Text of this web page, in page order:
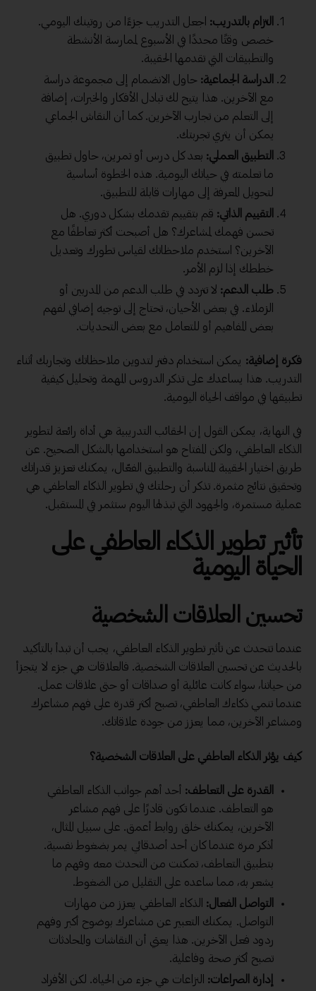
التزام بالتدريب: اجعل التدريب جزءًا من روتينك اليومي.
خصص وقتًا محددًا في الأسبوع لممارسة الأنشطة
والتطبيقات التي تقدمها الحقيبة.
الدراسة الجماعية: حاول الانضمام إلى مجموعة دراسة
مع الآخرين. هذا يتيح لك تبادل الأفكار والخبرات، إضافة
إلى التعلم من تجارب الآخرين. كما أن النقاش الجماعي
يمكن أن يثري تجربتك.
التطبيق العملي: بعد كل درس أو تمرين، حاول تطبيق
ما تعلمته في حياتك اليومية. هذه الخطوة أساسية
لتحويل المعرفة إلى مهارات قابلة للتطبيق.
التقييم الذاتي: قم بتقييم تقدمك بشكل دوري. هل
تحسن فهمك لمشاعرك؟ هل أصبحت أكثر تعاطفًا مع
الآخرين؟ استخدم ملاحظاتك لقياس تطورك وتعديل
خططك إذا لزم الأمر.
طلب الدعم: لا تتردد في طلب الدعم من المدربين أو
الزملاء. في بعض الأحيان، تحتاج إلى توجيه إضافي لفهم
بعض المفاهيم أو للتعامل مع بعض التحديات.
فكرة إضافية: يمكن استخدام دفتر لتدوين ملاحظاتك وتجاربك أثناء
التدريب. هذا يساعدك على تذكر الدروس المهمة وتحليل كيفية
تطبيقها في مواقف الحياة اليومية.
في النهاية، يمكن القول إن الحقائب التدريبية هي أداة رائعة لتطوير
الذكاء العاطفي، ولكن المفتاح هو استخدامها بالشكل الصحيح. عن
طريق اختيار الحقيبة المناسبة والتطبيق الفعّال، يمكنك تعزيز قدراتك
وتحقيق نتائج مثمرة. تذكر أن رحلتك في تطوير الذكاء العاطفي هي
عملية مستمرة، والجهود التي تبذلها اليوم ستثمر في المستقبل.
تأثير تطوير الذكاء العاطفي على
الحياة اليومية
تحسين العلاقات الشخصية
عندما تتحدث عن تأثير تطوير الذكاء العاطفي، يجب أن تبدأ بالتأكيد
بالحديث عن تحسين العلاقات الشخصية. فالعلاقات هي جزء لا يتجزأ
من حياتنا، سواء كانت عائلية أو صداقات أو حتى علاقات عمل.
عندما تنمي ذكاءك العاطفي، تصبح أكثر قدرة على فهم مشاعرك
ومشاعر الآخرين، مما يعزز من جودة علاقاتك.
كيف يؤثر الذكاء العاطفي على العلاقات الشخصية؟
القدرة على التعاطف: أحد أهم جوانب الذكاء العاطفي
هو التعاطف. عندما تكون قادرًا على فهم مشاعر
الآخرين، يمكنك خلق روابط أعمق. على سبيل المثال،
أذكر مرة عندما كان أحد أصدقائي يمر بضغوط نفسية.
بتطبيق التعاطف، تمكنت من التحدث معه وفهم ما
يشعر به، مما ساعده على التقليل من الضغوط.
التواصل الفعال: الذكاء العاطفي يعزز من مهارات
التواصل. يمكنك التعبير عن مشاعرك بوضوح أكبر وفهم
ردود فعل الآخرين. هذا يعني أن النقاشات والمحادثات
تصبح أكثر صحة وفاعلية.
إدارة الصراعات: النزاعات هي جزء من الحياة. لكن الأفراد